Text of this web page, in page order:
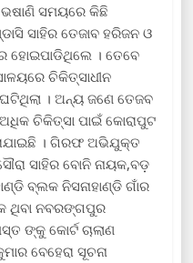
ସମୟରେ କିଛି
ସାହିର ତେଜାବ ହରିଜନ ଓ
ହୋଇପାଡିଥିଲେ । ତେବେ
ଚିକିତ୍ସାଧୀନ
। ଅନ୍ୟ ଜଣେ ତେଜବ
ଚିକିତ୍ସା ପାଇଁ କୋରାପୁଟ
। ଗିରଫ ଅଭିଯୁକ୍ତ
ସାହିର ବୋନି ନାୟକ,ବଡ଼
ବ୍ଲକ ନିସନାହାଣ୍ଡି ଗାଁର
ଥିବା ନବରଙ୍ଗପୁର
ଙ୍କୁ କୋର୍ଟ ଚାଲାଣ
ବେହେରା ସୂଚନା